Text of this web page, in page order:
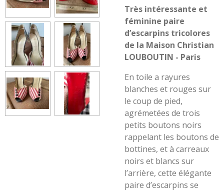
Très intéressante et
féminine paire
d’escarpins tricolores
de la Maison Christian
LOUBOUTIN - Paris
En toile a rayures
blanches et rouges sur
le coup de pied,
agrémetées de trois
petits boutons noirs
rappelant les boutons de
bottines, et à carreaux
noirs et blancs sur
l’arrière, cette élégante
paire d’escarpins se